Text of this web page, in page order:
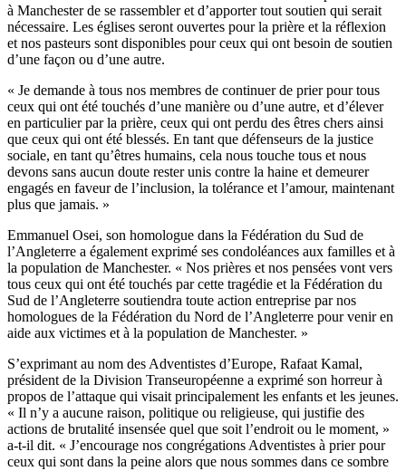
à Manchester de se rassembler et d’apporter tout soutien qui serait
nécessaire. Les églises seront ouvertes pour la prière et la réflexion
et nos pasteurs sont disponibles pour ceux qui ont besoin de soutien
d’une façon ou d’une autre.
« Je demande à tous nos membres de continuer de prier pour tous
ceux qui ont été touchés d’une manière ou d’une autre, et d’élever
en particulier par la prière, ceux qui ont perdu des êtres chers ainsi
que ceux qui ont été blessés. En tant que défenseurs de la justice
sociale, en tant qu’êtres humains, cela nous touche tous et nous
devons sans aucun doute rester unis contre la haine et demeurer
engagés en faveur de l’inclusion, la tolérance et l’amour, maintenant
plus que jamais. »
Emmanuel Osei, son homologue dans la Fédération du Sud de
l’Angleterre a également exprimé ses condoléances aux familles et à
la population de Manchester. « Nos prières et nos pensées vont vers
tous ceux qui ont été touchés par cette tragédie et la Fédération du
Sud de l’Angleterre soutiendra toute action entreprise par nos
homologues de la Fédération du Nord de l’Angleterre pour venir en
aide aux victimes et à la population de Manchester. »
S’exprimant au nom des Adventistes d’Europe, Rafaat Kamal,
président de la Division Transeuropéenne a exprimé son horreur à
propos de l’attaque qui visait principalement les enfants et les jeunes.
« Il n’y a aucune raison, politique ou religieuse, qui justifie des
actions de brutalité insensée quel que soit l’endroit ou le moment, »
a-t-il dit. « J’encourage nos congrégations Adventistes à prier pour
ceux qui sont dans la peine alors que nous sommes dans ce sombre